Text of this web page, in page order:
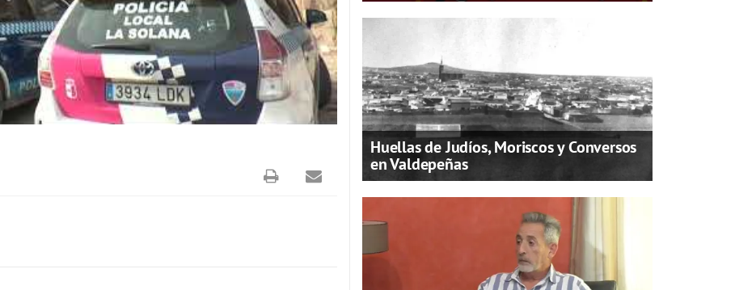
Huellas de Judíos, Moriscos y Conversos
en Valdepeñas